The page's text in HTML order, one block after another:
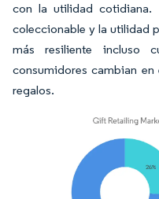
con la utilidad cotidiana.
coleccionable y la utilidad
más resiliente incluso
consumidores cambian
regalos.